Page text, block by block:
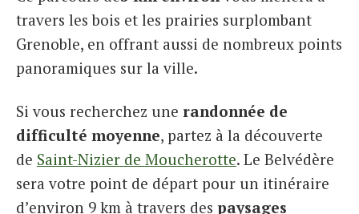
travers les bois et les prairies surplombant
Grenoble, en offrant aussi de nombreux points
panoramiques sur la ville.
Si vous recherchez une randonnée de
difficulté moyenne, partez à la découverte
de Saint-Nizier de Moucherotte. Le Belvédère
sera votre point de départ pour un itinéraire
d’environ 9 km à travers des paysages